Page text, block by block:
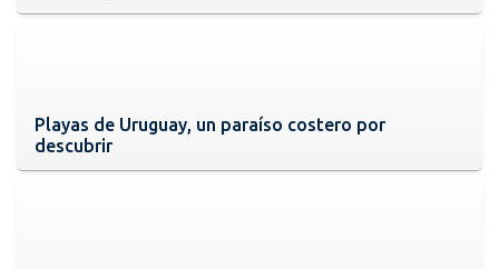
Playas de Uruguay, un paraíso costero por
descubrir